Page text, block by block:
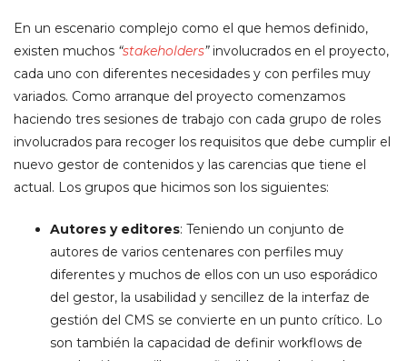
En un escenario complejo como el que hemos definido,
existen muchos “stakeholders”involucrados en el proyecto,
cada uno con diferentes necesidades y con perfiles muy
variados. Como arranque del proyecto comenzamos
haciendo tres sesiones de trabajo con cada grupo de roles
involucrados para recoger los requisitos que debe cumplir el
nuevo gestor de contenidos y las carencias que tiene el
actual. Los grupos que hicimos son los siguientes:
Autores y editores: Teniendo un conjunto de
autores de varios centenares con perfiles muy
diferentes y muchos de ellos con un uso esporádico
del gestor, la usabilidad y sencillez de la interfaz de
gestión del CMS se convierte en un punto crítico. Lo
son también la capacidad de definir workflows de